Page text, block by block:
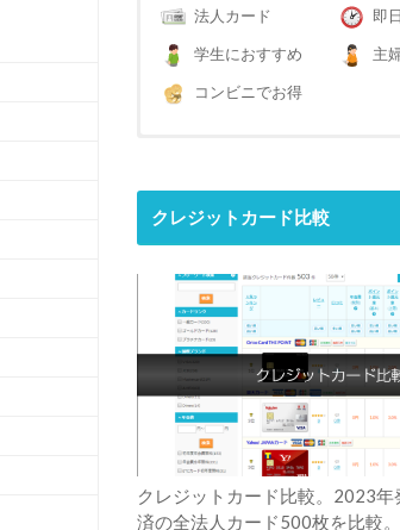
法人カード
即
学生におすすめ
主
コンビニでお得
クレジットカード比較
クレジットカード比較。2023年
済の全法人カード500枚を比較